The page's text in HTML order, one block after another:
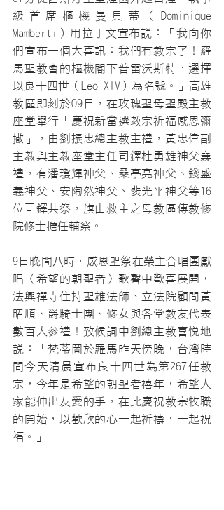
級首席樞機曼貝蒂（Dominique
Mamberti）用拉丁文宣布說：「我向你
們宣布一個大喜訊：我們有教宗了！羅
馬聖教會的樞機閣下普雷沃斯特，選擇
以良十四世（Leo XIV）為名號。」高雄
教區即刻於09日，在玫瑰聖母聖殿主教
座堂舉行「慶祝新當選教宗祈福感恩彌
撒」，由劉振忠總主教主禮，黃忠偉副
主教與主教座堂主任司鐸杜勇雄神父襄
禮，有潘瓊輝神父、桑亭亮神父、錢盛
義神父、安陶然神父、裴光平神父等16
位司鐸共祭，旗山救主之母教區傳教修
院修士擔任輔祭。
9日晚間八時，感恩聖祭在榮主合唱團獻
唱〈希望的朝聖者〉歌聲中歡喜展開，
法興禪寺住持聖雄法師、立法院顧問黃
昭順、爵騎士團、修女與各堂教友代表
數百人參禮！致候詞中劉總主教喜悅地
說：「梵蒂岡於羅馬昨天傍晚，台灣時
間今天清晨宣布良十四世為第267任教
宗，今年是希望的朝聖者禧年，希望大
家能伸出友愛的手，在此慶祝教宗牧職
的開始，以歡欣的心一起祈禱，一起祝
福。」